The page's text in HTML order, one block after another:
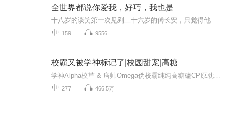
全世界都说你爱我，好巧，我也是
159 9556
校霸又被学神标记了|校园甜宠|高糖
277 466.5万